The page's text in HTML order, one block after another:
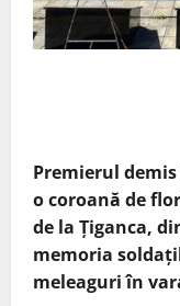
Premierul
o coroană de
de la Ţiganca,
memoria
meleaguri în